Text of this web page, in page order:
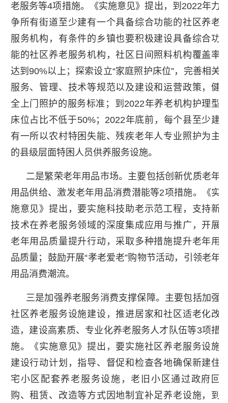
老服务等4项措施。《实施意见》提出，到2022年力
争所有街道至少建有一个具备综合功能的社区养老
服务机构，有条件的乡镇也要积极建设具备综合功
能的社区养老服务机构，社区日间照料机构覆盖率
达到90%以上；探索设立“家庭照护床位”，完善相关
服务、管理、技术等规范以及建设和运营政策，健
全上门照护的服务标准；到2022年养老机构护理型
床位占比不低于50%；2022年底前，每个县至少建
有一所以农村特困失能、残疾老年人专业照护为主
的县级层面特困人员供养服务设施。
二是繁荣老年用品市场。主要包括创新优质老年
用品供给、激发老年用品消费潜能等2项措施。《实
施意见》提出，要实施科技助老示范工程，支持新
技术在养老服务领域的深度集成应用与推广，开展
老年用品质量提升行动，采取多种措施提升老年用
品质量；鼓励开展“孝老爱老”购物节活动，引领老年
用品消费潮流。
三是加强养老服务消费支撑保障。主要包括加强
社区养老服务设施建设，推进居家和社区适老化改
造，建设高素质、专业化养老服务人才队伍等3项措
施。《实施意见》提出，要实施社区养老服务设施
建设行动计划，指导、督促和检查各地确保新建住
宅小区配套养老服务设施，老旧小区通过政府回
购、租赁、改造等方式因地制宜补足养老设施，到